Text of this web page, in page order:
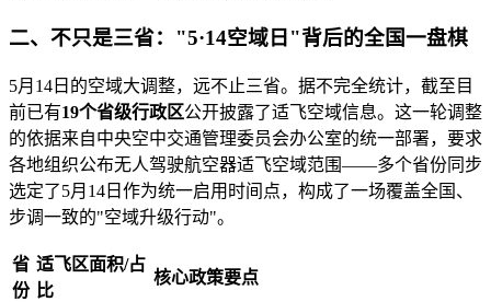
二、不只是三省："5·14空域日"背后的全国一盘棋
5月14日的空域大调整，远不止三省。据不完全统计，截至目
前已有19个省级行政区公开披露了适飞空域信息。这一轮调整
的依据来自中央空中交通管理委员会办公室的统一部署，要求
各地组织公布无人驾驶航空器适飞空域范围——多个省份同步
选定了5月14日作为统一启用时间点，构成了一场覆盖全国、
步调一致的"空域升级行动"。
省
份
适飞区面积/占
比
核心政策要点